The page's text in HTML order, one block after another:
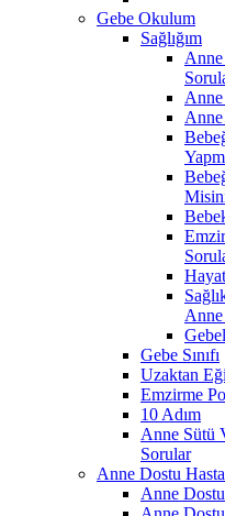
Gebe Okulum
Sağlığım
Anne
Anne
Gebe Sınıfı
Uzaktan
Emzirme
10 Adım
Anne Sütü
Sorular
Anne Dostu
Anne